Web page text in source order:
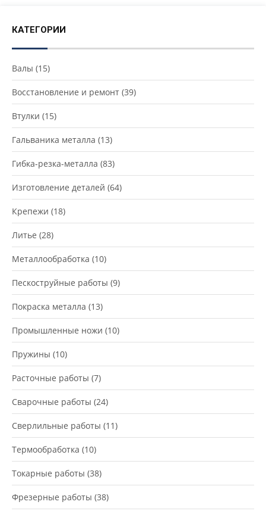
КАТЕГОРИИ
Валы (15)
Восстановление и ремонт (39)
Втулки (15)
Гальваника металла (13)
Гибка-резка-металла (83)
Изготовление деталей (64)
Крепежи (18)
Литье (28)
Металлообработка (10)
Пескоструйные работы (9)
Покраска металла (13)
Промышленные ножи (10)
Пружины (10)
Расточные работы (7)
Сварочные работы (24)
Сверлильные работы (11)
Термообработка (10)
Токарные работы (38)
Фрезерные работы (38)